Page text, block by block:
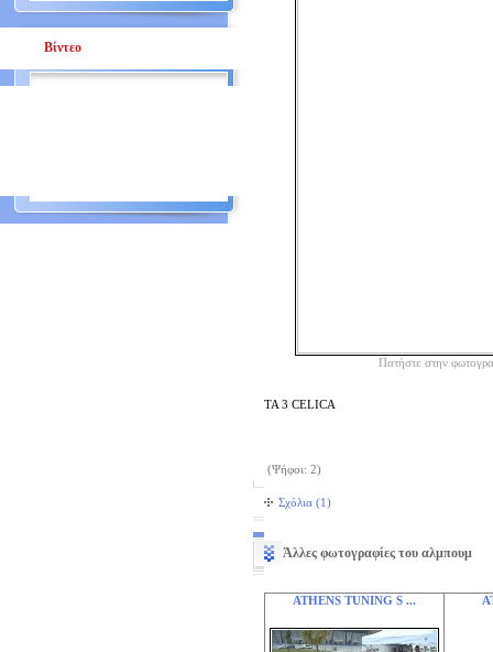
Βίντεο
Πατήστε στην
TA 3 CELICA
(Ψήφοι: 2)
Σχόλια (1)
Άλλες φωτογραφίες του αλμπουμ
ATHENS TUNING S ...